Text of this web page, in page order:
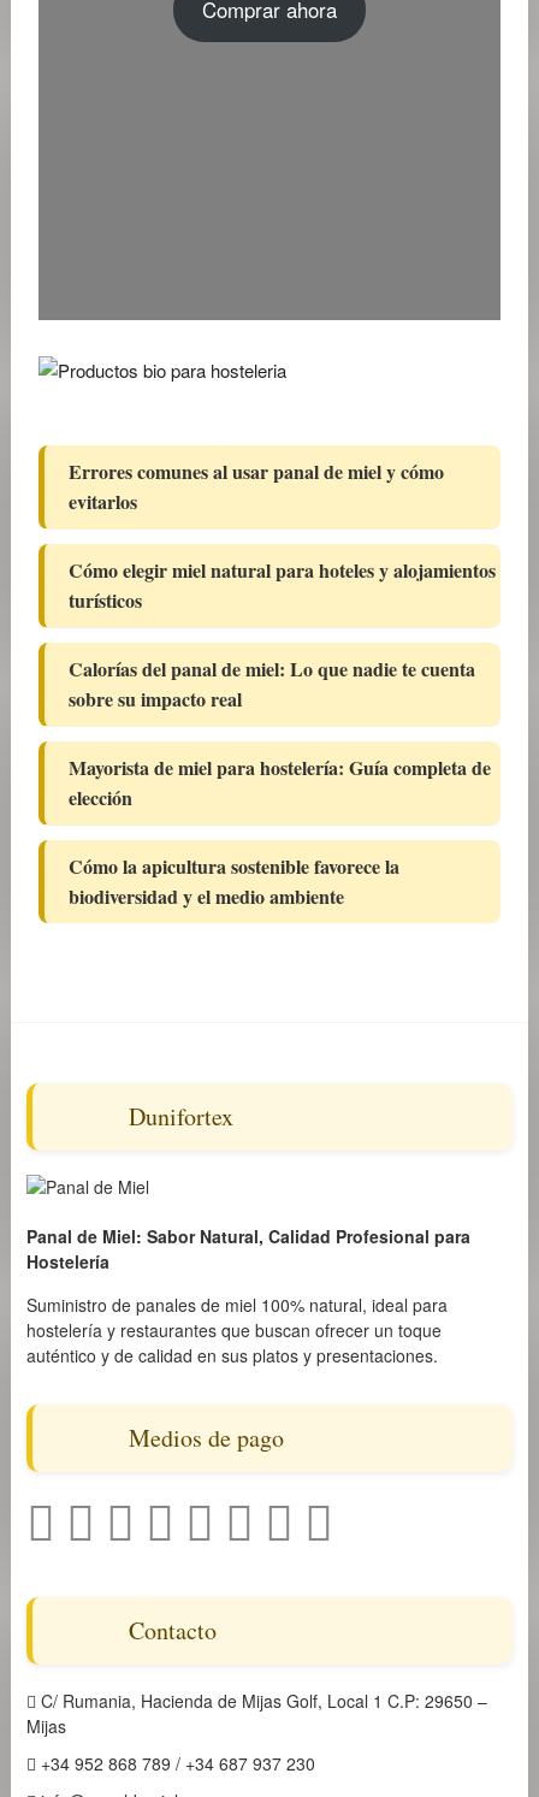
Comprar ahora
Errores comunes al usar panal de miel y cómo
evitarlos
Cómo elegir miel natural para hoteles y alojamientos
turísticos
Calorías del panal de miel: Lo que nadie te cuenta
sobre su impacto real
Mayorista de miel para hostelería: Guía completa de
elección
Cómo la apicultura sostenible favorece la
biodiversidad y el medio ambiente
Dunifortex
Panal de Miel: Sabor Natural, Calidad Profesional para
Hostelería
Suministro de panales de miel 100% natural, ideal para
hostelería y restaurantes que buscan ofrecer un toque
auténtico y de calidad en sus platos y presentaciones.
Medios de pago
Contacto
C/ Rumania, Hacienda de Mijas Golf, Local 1 C.P: 29650 –
Mijas
+34 952 868 789 / +34 687 937 230